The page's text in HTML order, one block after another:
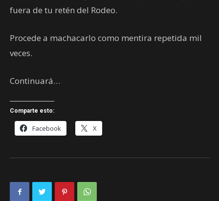
fuera de tu retén del Rodeo.
Procede a machacarlo como mentira repetida mil
veces.
Continuará…
Comparte esto:
Facebook X